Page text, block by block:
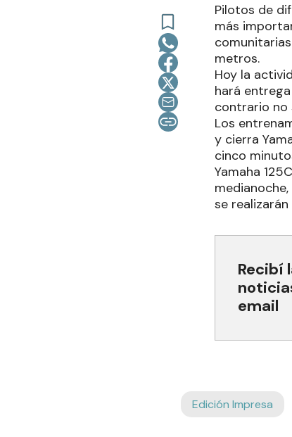
Pilotos de
más
metros.
Hoy la
hará
contrario no
Los
y cierra
cinco
Yamaha
se realizarán
Recibí
email
Edición Impresa